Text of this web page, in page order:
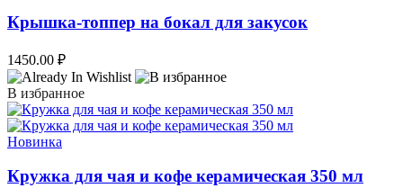
Крышка-топпер на бокал для закусок
1450.00 ₽
В избранное
Новинка
Кружка для чая и кофе керамическая 350 мл